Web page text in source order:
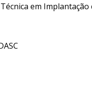
em Implantação